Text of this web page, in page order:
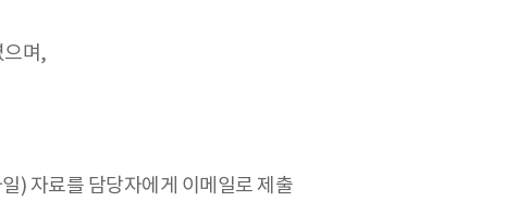
으며,
) 자료를 담당자에게 이메일로 제출